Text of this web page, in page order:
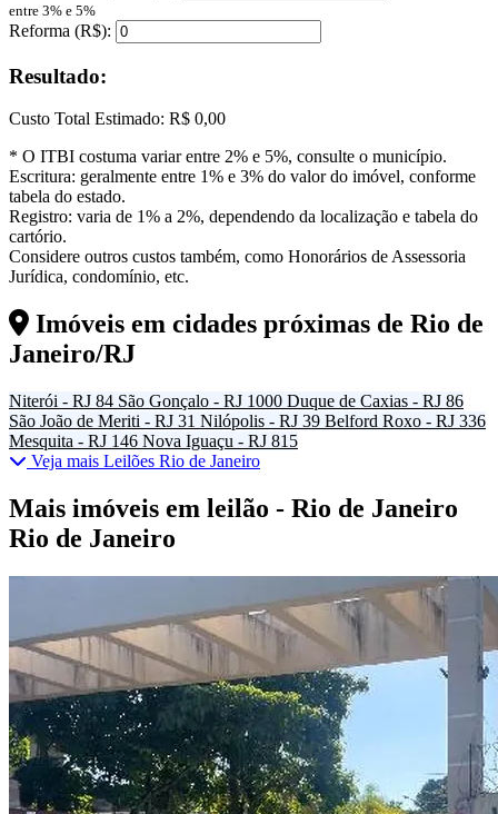
entre 3% e 5%
Reforma (R$):
Resultado:
Custo Total Estimado: R$ 0,00
* O ITBI costuma variar entre 2% e 5%, consulte o município.
Escritura: geralmente entre 1% e 3% do valor do imóvel, conforme
tabela do estado.
Registro: varia de 1% a 2%, dependendo da localização e tabela do
cartório.
Considere outros custos também, como Honorários de Assessoria
Jurídica, condomínio, etc.
Imóveis em cidades próximas de Rio de
Janeiro/RJ
Niterói - RJ 84 São Gonçalo - RJ 1000 Duque de Caxias - RJ 86
São João de Meriti - RJ 31 Nilópolis - RJ 39 Belford Roxo - RJ 336
Mesquita - RJ 146 Nova Iguaçu - RJ 815
Veja mais Leilões Rio de Janeiro
Mais imóveis em leilão - Rio de Janeiro
Rio de Janeiro